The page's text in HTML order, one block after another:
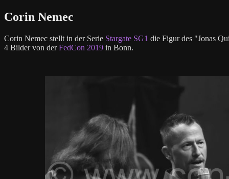
Corin Nemec
Corin Nemec stellt in der Serie Stargate SG1 die Figur des "Jonas
4 Bilder von derFedCon 2019 in Bonn.